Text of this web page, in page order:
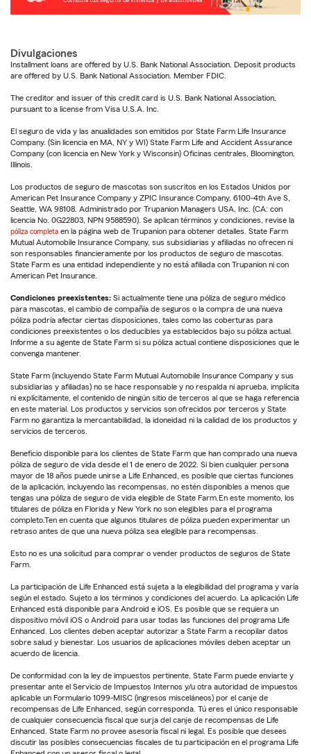
Divulgaciones
Installment loans are offered by U.S. Bank National Association. Deposit products
are offered by U.S. Bank National Association. Member FDIC.
The creditor and issuer of this credit card is U.S. Bank National Association,
pursuant to a license from Visa U.S.A. Inc.
El seguro de vida y las anualidades son emitidos por State Farm Life Insurance
Company. (Sin licencia en MA, NY y WI) State Farm Life and Accident Assurance
Company (con licencia en New York y Wisconsin) Oficinas centrales, Bloomington,
Illinois.
Los productos de seguro de mascotas son suscritos en los Estados Unidos por
American Pet Insurance Company y ZPIC Insurance Company, 6100-4th Ave S,
Seattle, WA 98108. Administrado por Trupanion Managers USA, Inc. (CA: con
licencia No. 0G22803, NPN 9588590). Se aplican términos y condiciones, revise la
póliza completa en la página web de Trupanion para obtener detalles. State Farm
Mutual Automobile Insurance Company, sus subsidiarias y afiliadas no ofrecen ni
son responsables financieramente por los productos de seguro de mascotas.
State Farm es una entidad independiente y no está afiliada con Trupanion ni con
American Pet Insurance.
Condiciones preexistentes: Si actualmente tiene una póliza de seguro médico
para mascotas, el cambio de compañía de seguros o la compra de una nueva
póliza podría afectar ciertas disposiciones, tales como las coberturas para
condiciones preexistentes o los deducibles ya establecidos bajo su póliza actual.
Informe a su agente de State Farm si su póliza actual contiene disposiciones que le
convenga mantener.
State Farm (incluyendo State Farm Mutual Automobile Insurance Company y sus
subsidiarias y afiliadas) no se hace responsable y no respalda ni aprueba, implícita
ni explícitamente, el contenido de ningún sitio de terceros al que se haga referencia
en este material. Los productos y servicios son ofrecidos por terceros y State
Farm no garantiza la mercantabilidad, la idoneidad ni la calidad de los productos y
servicios de terceros.
Beneficio disponible para los clientes de State Farm que han comprado una nueva
póliza de seguro de vida desde el 1 de enero de 2022. Si bien cualquier persona
mayor de 18 años puede unirse a Life Enhanced, es posible que ciertas funciones
de la aplicación, incluyendo las recompensas, no estén disponibles a menos que
tengas una póliza de seguro de vida elegible de State Farm.En este momento, los
titulares de póliza en Florida y New York no son elegibles para el programa
completo.Ten en cuenta que algunos titulares de póliza pueden experimentar un
retraso antes de que una nueva póliza sea elegible para recompensas.
Esto no es una solicitud para comprar o vender productos de seguros de State
Farm.
La participación de Life Enhanced está sujeta a la elegibilidad del programa y varía
según el estado. Sujeto a los términos y condiciones del acuerdo. La aplicación Life
Enhanced está disponible para Android e iOS. Es posible que se requiera un
dispositivo móvil iOS o Android para usar todas las funciones del programa Life
Enhanced. Los clientes deben aceptar autorizar a State Farm a recopilar datos
sobre salud y bienestar. Los usuarios de aplicaciones móviles deben aceptar un
acuerdo de licencia.
De conformidad con la ley de impuestos pertinente, State Farm puede enviarte y
presentar ante el Servicio de Impuestos Internos y/u otra autoridad de impuestos
aplicable un Formulario 1099-MISC (ingresos misceláneos) por el canje de
recompensas de Life Enhanced, según corresponda. Tú eres el único responsable
de cualquier consecuencia fiscal que surja del canje de recompensas de Life
Enhanced. State Farm no provee asesoría fiscal ni legal. Es posible que desees
discutir las posibles consecuencias fiscales de tu participación en el programa Life